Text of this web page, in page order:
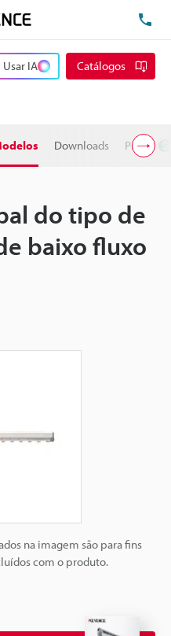
Usar IA Catálogos
Downloads Preço
do tipo de
baixo fluxo
na imagem são para fins
com o produto.